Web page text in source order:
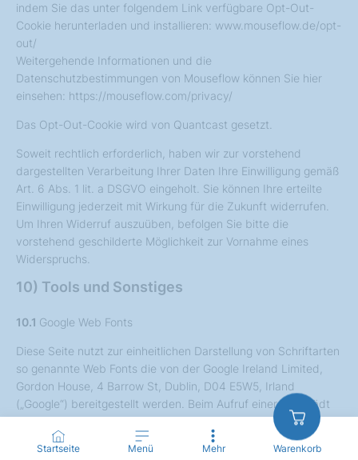
indem Sie das unter folgendem Link verfügbare Opt-Out-
Cookie herunterladen und installieren: www.mouseflow.de/opt-
out/
Weitergehende Informationen und die
Datenschutzbestimmungen von Mouseflow können Sie hier
einsehen: https://mouseflow.com/privacy/
Das Opt-Out-Cookie wird von Quantcast gesetzt.
Soweit rechtlich erforderlich, haben wir zur vorstehend
dargestellten Verarbeitung Ihrer Daten Ihre Einwilligung gemäß
Art. 6 Abs. 1 lit. a DSGVO eingeholt. Sie können Ihre erteilte
Einwilligung jederzeit mit Wirkung für die Zukunft widerrufen.
Um Ihren Widerruf auszuüben, befolgen Sie bitte die
vorstehend geschilderte Möglichkeit zur Vornahme eines
Widerspruchs.
10) Tools und Sonstiges
10.1 Google Web Fonts
Diese Seite nutzt zur einheitlichen Darstellung von Schriftarten
so genannte Web Fonts die von der Google Ireland Limited,
Gordon House, 4 Barrow St, Dublin, D04 E5W5, Irland
(„Google“) bereitgestellt werden. Beim Aufruf einer Seite lädt
Ihr Browser die benötigten Web Fonts in ihren Browser-Cache,
um Texte und Schriftarten korrekt anzuzeigen. Zu diesem
Zweck muss der von Ihnen verwendete Browser Verbindung
Startseite Menü Mehr Warenkorb